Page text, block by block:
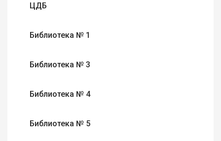
ЦДБ
Библиотека № 1
Библиотека № 3
Библиотека № 4
Библиотека № 5